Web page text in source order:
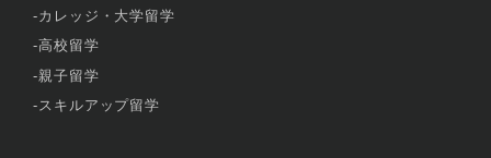
カレッジ・大学留学
高校留学
親子留学
スキルアップ留学